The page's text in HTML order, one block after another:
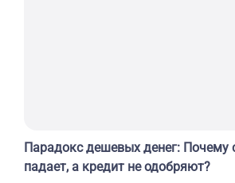
Парадокс дешевых денег: Почему
падает, а кредит не одобряют?